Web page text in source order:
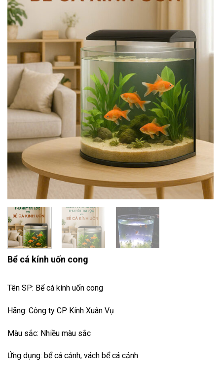
Bể cá kính uốn cong
Tên SP: Bể cá kính uốn cong
Hãng: Công ty CP Kính Xuân Vụ
Màu sắc: Nhiều màu sắc
Ứng dụng: bể cá cảnh, vách bể cá cảnh